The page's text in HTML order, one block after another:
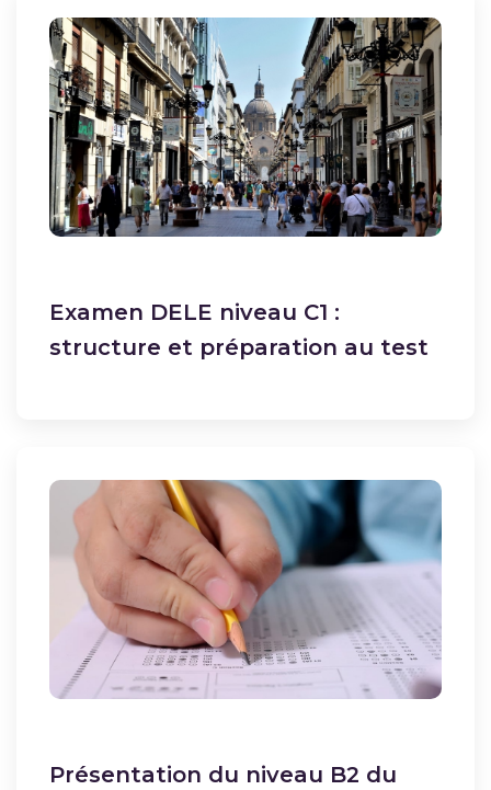
Examen DELE niveau C1 :
structure et préparation au test
Présentation du niveau B2 du